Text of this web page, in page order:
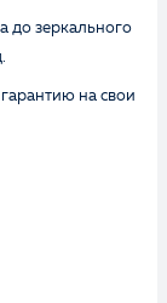
до зеркального
на свои